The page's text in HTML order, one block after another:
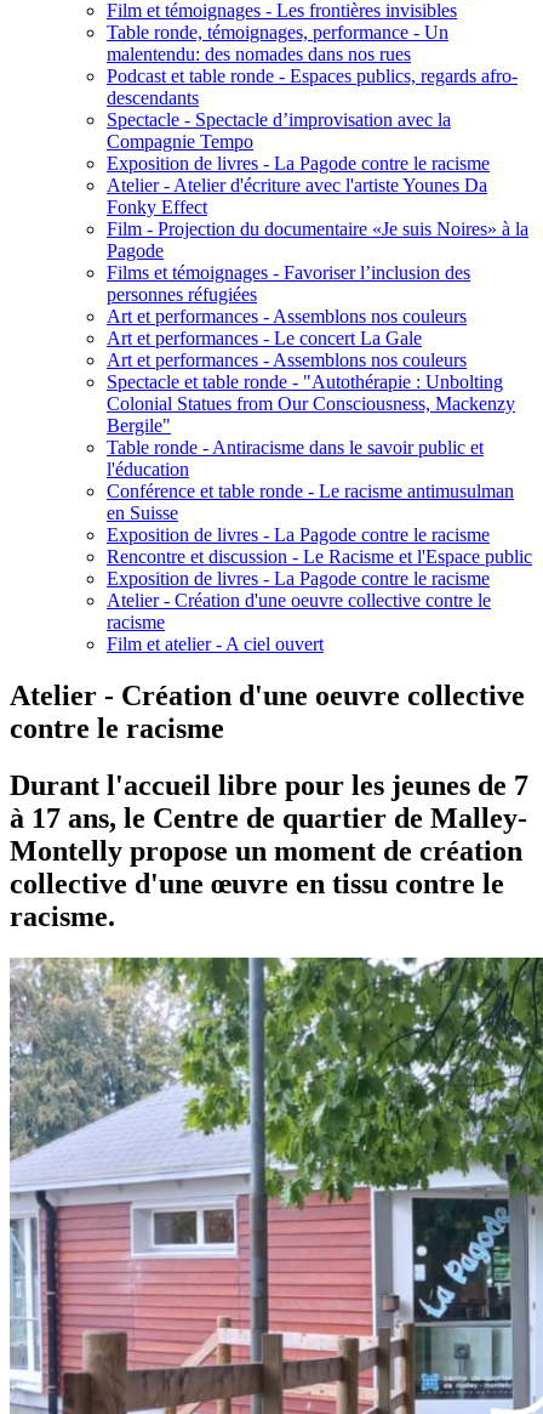
Film et témoignages - Les frontières invisibles
Table ronde, témoignages, performance - Un
malentendu: des nomades dans nos rues
Podcast et table ronde - Espaces publics, regards afro-
descendants
Spectacle - Spectacle d’improvisation avec la
Compagnie Tempo
Exposition de livres - La Pagode contre le racisme
Atelier - Atelier d'écriture avec l'artiste Younes Da
Fonky Effect
Film - Projection du documentaire «Je suis Noires» à la
Pagode
Films et témoignages - Favoriser l’inclusion des
personnes réfugiées
Art et performances - Assemblons nos couleurs
Art et performances - Le concert La Gale
Art et performances - Assemblons nos couleurs
Spectacle et table ronde - "Autothérapie : Unbolting
Colonial Statues from Our Consciousness, Mackenzy
Bergile"
Table ronde - Antiracisme dans le savoir public et
l'éducation
Conférence et table ronde - Le racisme antimusulman
en Suisse
Exposition de livres - La Pagode contre le racisme
Rencontre et discussion - Le Racisme et l'Espace public
Exposition de livres - La Pagode contre le racisme
Atelier - Création d'une oeuvre collective contre le
racisme
Film et atelier - A ciel ouvert
Atelier - Création d'une oeuvre collective
contre le racisme
Durant l'accueil libre pour les jeunes de 7
à 17 ans, le Centre de quartier de Malley-
Montelly propose un moment de création
collective d'une œuvre en tissu contre le
racisme.